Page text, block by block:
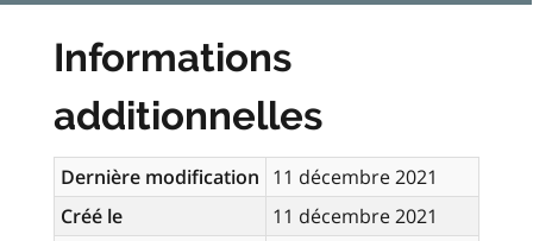
Informations
additionnelles
Dernière modification 11 décembre 2021
Créé le
11 décembre 2021